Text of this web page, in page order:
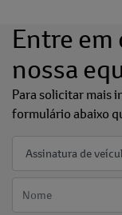
Entre em
nossa
Para solicitar mais
formulário abaixo